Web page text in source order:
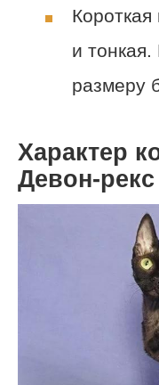
и
размеру
Характер
Девон-рекс